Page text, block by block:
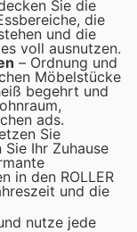
Sie die
die
und die
voll ausnutzen.
– Ordnung und
Möbelstücke
begehrt und
ads.
Sie
Ihr Zuhause
in den ROLLER
und die
nutze jede